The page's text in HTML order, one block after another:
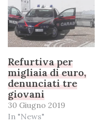
Refurtiva per
migliaia di euro,
denunciati tre
giovani
30 Giugno 2019
In "News"